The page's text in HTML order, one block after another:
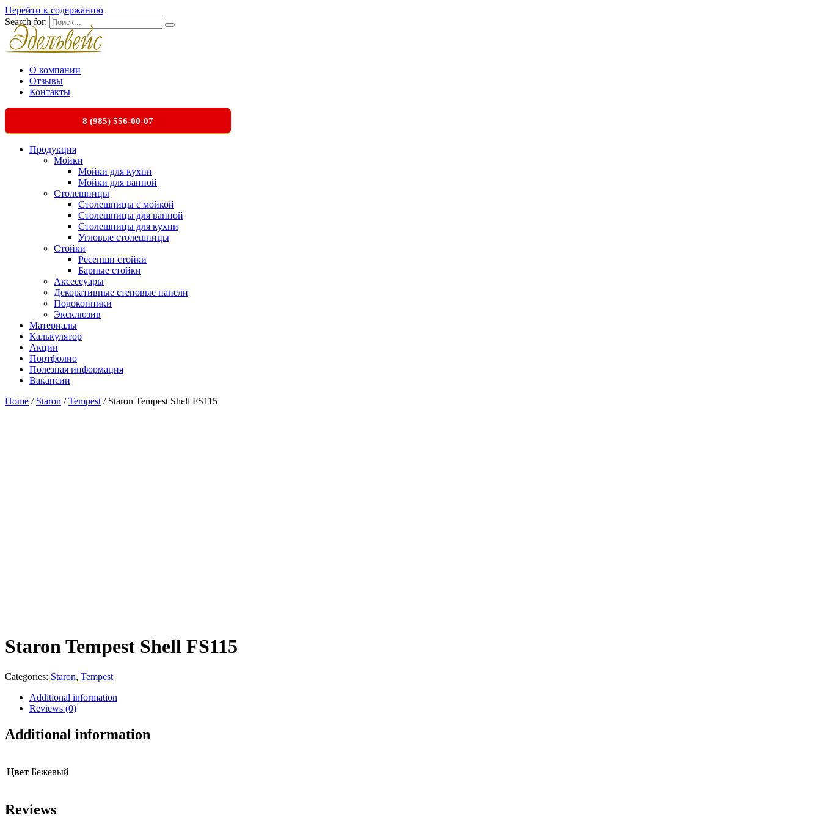
Перейти к содержанию
Search for:
О компании
Отзывы
Контакты
8 (985) 556-00-07
Продукция
Мойки
Мойки для кухни
Мойки для ванной
Столешницы
Столешницы с мойкой
Столешницы для ванной
Столешницы для кухни
Угловые столешницы
Стойки
Ресепшн стойки
Барные стойки
Аксессуары
Декоративные стеновые панели
Подоконники
Эксклюзив
Материалы
Калькулятор
Акции
Портфолио
Полезная информация
Вакансии
Home / Staron /Tempest / Staron Tempest Shell FS115
Staron Tempest Shell FS115
Categories: Staron, Tempest
Additional information
Reviews (0)
Additional information
Цвет Бежевый
Reviews